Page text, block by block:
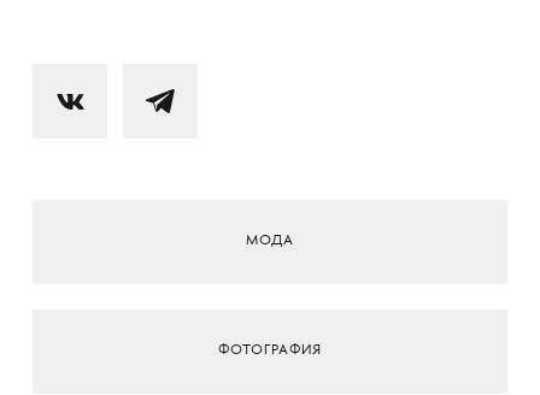
МОДА
ФОТОГРАФИЯ